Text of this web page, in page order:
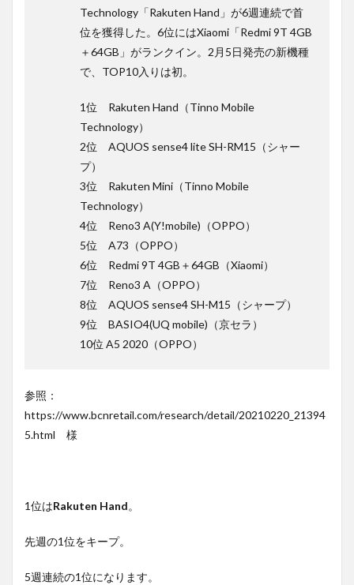
Technology「Rakuten Hand」が6週連続で首
位を獲得した。6位にはXiaomi「Redmi 9T 4GB
＋64GB」がランクイン。2月5日発売の新機種
で、TOP10入りは初。
1位 Rakuten Hand（Tinno Mobile
Technology）
2位 AQUOS sense4 lite SH-RM15（シャー
プ）
3位 Rakuten Mini（Tinno Mobile
Technology）
4位 Reno3 A(Y!mobile)（OPPO）
5位 A73（OPPO）
6位 Redmi 9T 4GB＋64GB（Xiaomi）
7位 Reno3 A（OPPO）
8位 AQUOS sense4 SH-M15（シャープ）
9位 BASIO4(UQ mobile)（京セラ）
10位 A5 2020（OPPO）
参照：
https://www.bcnretail.com/research/detail/20210220_21394
5.html 様
1位はRakuten Hand。
先週の1位をキープ。
5週連続の1位になります。